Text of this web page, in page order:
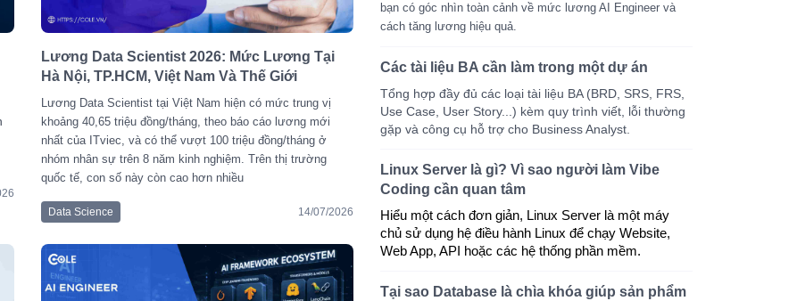
Lương Data Scientist 2026: Mức Lương Tại
Hà Nội, TP.HCM, Việt Nam Và Thế Giới
Lương Data Scientist tại Việt Nam hiện có mức trung vị
khoảng 40,65 triệu đồng/tháng, theo báo cáo lương mới
nhất của ITviec, và có thể vượt 100 triệu đồng/tháng ở
nhóm nhân sự trên 8 năm kinh nghiệm. Trên thị trường
quốc tế, con số này còn cao hơn nhiều
Data Science 14/07/2026
bạn có góc nhìn toàn cảnh về mức lương AI Engineer và
cách tăng lương hiệu quả.
Các tài liệu BA cần làm trong một dự án
Tổng hợp đầy đủ các loại tài liệu BA (BRD, SRS, FRS,
Use Case, User Story...) kèm quy trình viết, lỗi thường
gặp và công cụ hỗ trợ cho Business Analyst.
Linux Server là gì? Vì sao người làm Vibe
Coding cần quan tâm
Hiểu một cách đơn giản, Linux Server là một máy
chủ sử dụng hệ điều hành Linux để chạy Website,
Web App, API hoặc các hệ thống phần mềm.
Tại sao Database là chìa khóa giúp sản phẩm